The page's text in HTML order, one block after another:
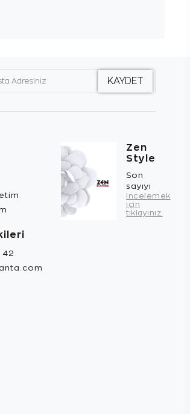
42
Zen
Style
Son
sayıyı
incelemek
için
tıklayınız.